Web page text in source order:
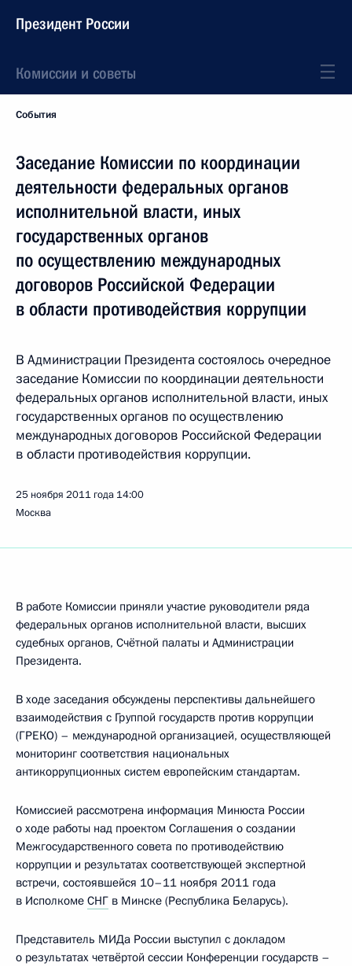
Президент России
Комиссии и советы
События
Заседание Комиссии по координации
деятельности федеральных органов
исполнительной власти, иных
государственных органов
по осуществлению международных
договоров Российской Федерации
в области противодействия коррупции
В Администрации Президента состоялось очередное
заседание Комиссии по координации деятельности
федеральных органов исполнительной власти, иных
государственных органов по осуществлению
международных договоров Российской Федерации
в области противодействия коррупции.
25 ноября 2011 года 14:00
Москва
В работе Комиссии приняли участие руководители ряда
федеральных органов исполнительной власти, высших
судебных органов, Счётной палаты и Администрации
Президента.
В ходе заседания обсуждены перспективы дальнейшего
взаимодействия с Группой государств против коррупции
(ГРЕКО) – международной организацией, осуществляющей
мониторинг соответствия национальных
антикоррупционных систем европейским стандартам.
Комиссией рассмотрена информация Минюста России
о ходе работы над проектом Соглашения о создании
Межгосударственного совета по противодействию
коррупции и результатах соответствующей экспертной
встречи, состоявшейся 10–11 ноября 2011 года
в Исполкоме СНГ в Минске (Республика Беларусь).
Представитель МИДа России выступил с докладом
о результатах четвёртой сессии Конференции государств –